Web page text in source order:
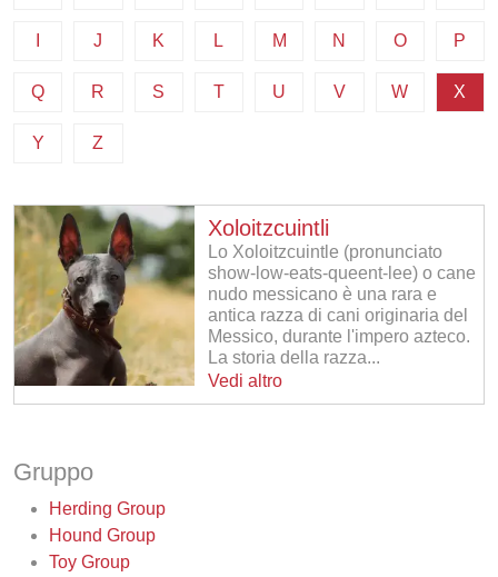
J K L M N O P
Q R S T U V W X
Y Z
Xoloitzcuintli
Lo Xoloitzcuintle (pronunciato
show-low-eats-queent-lee) o cane
nudo messicano è una rara e
antica razza di cani originaria del
Messico, durante l'impero azteco.
La storia della razza...
Vedi altro
Gruppo
Herding Group
Hound Group
Toy Group